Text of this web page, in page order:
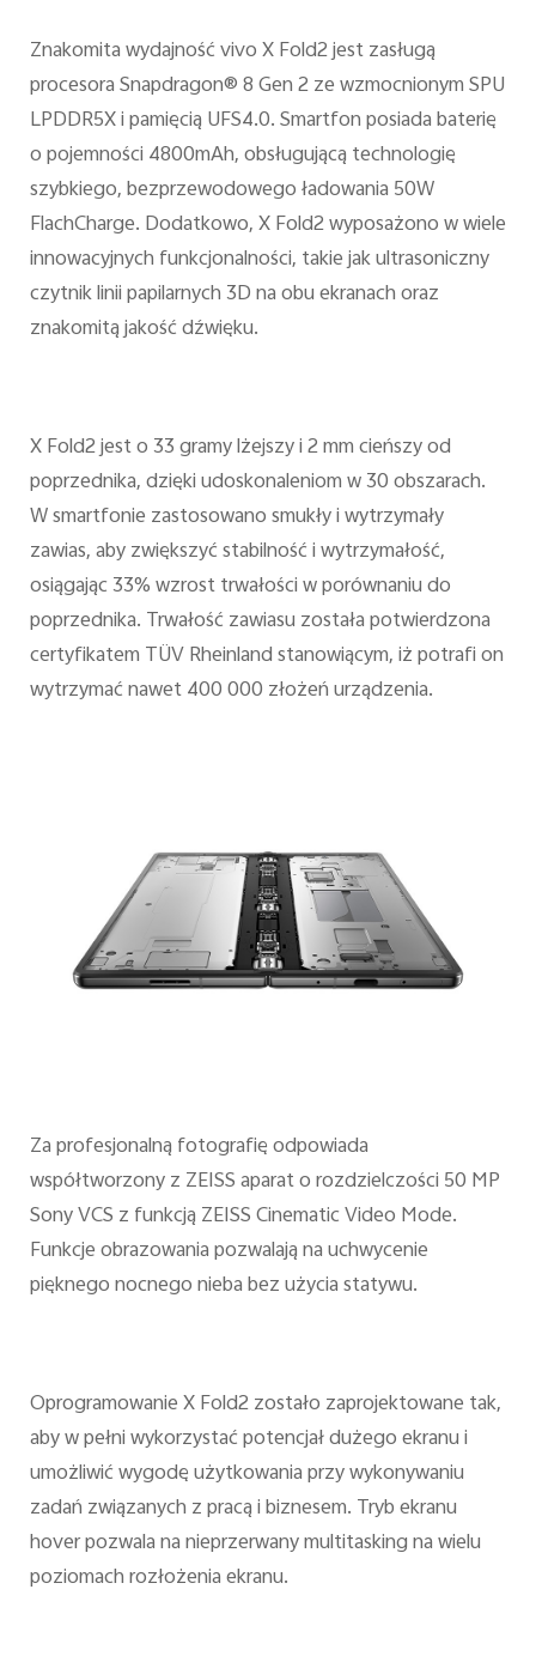
Znakomita wydajność vivo X Fold2 jest zasługą
procesora Snapdragon® 8 Gen 2 ze wzmocnionym SPU
LPDDR5X i pamięcią UFS4.0. Smartfon posiada baterię
o pojemności 4800mAh, obsługującą technologię
szybkiego, bezprzewodowego ładowania 50W
FlachCharge. Dodatkowo, X Fold2 wyposażono w wiele
innowacyjnych funkcjonalności, takie jak ultrasoniczny
czytnik linii papilarnych 3D na obu ekranach oraz
znakomitą jakość dźwięku.
X Fold2 jest o 33 gramy lżejszy i 2 mm cieńszy od
poprzednika, dzięki udoskonaleniom w 30 obszarach.
W smartfonie zastosowano smukły i wytrzymały
zawias, aby zwiększyć stabilność i wytrzymałość,
osiągając 33% wzrost trwałości w porównaniu do
poprzednika. Trwałość zawiasu została potwierdzona
certyfikatem TÜV Rheinland stanowiącym, iż potrafi on
wytrzymać nawet 400 000 złożeń urządzenia.
Za profesjonalną fotografię odpowiada
współtworzony z ZEISS aparat o rozdzielczości 50 MP
Sony VCS z funkcją ZEISS Cinematic Video Mode.
Funkcje obrazowania pozwalają na uchwycenie
pięknego nocnego nieba bez użycia statywu.
Oprogramowanie X Fold2 zostało zaprojektowane tak,
aby w pełni wykorzystać potencjał dużego ekranu i
umożliwić wygodę użytkowania przy wykonywaniu
zadań związanych z pracą i biznesem. Tryb ekranu
hover pozwala na nieprzerwany multitasking na wielu
poziomach rozłożenia ekranu.